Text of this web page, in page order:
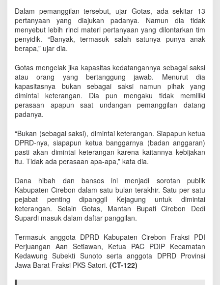
e
k
D
a
n
a
B
o
s
Dalam pemanggilan tersebut, ujar Gotas, ada sekitar 13
pertanyaan yang diajukan padanya. Namun dia tidak
menyebut lebih rinci materi pertanyaan yang dilontarkan tim
penyidik. “Banyak, termasuk salah satunya punya anak
berapa,” ujar dia.
Gotas mengelak jika kapasitas kedatangannya sebagai saksi
atau orang yang bertanggung jawab. Menurut dia
kapasitasnya bukan sebagai saksi namun pihak yang
dimintai keterangan. Dia pun mengaku tidak memiliki
perasaan apapun saat undangan pemanggilan datang
padanya.
“Bukan (sebagai saksi), dimintai keterangan. Siapapun ketua
DPRD-nya, siapapun ketua banggarnya (badan anggaran)
pasti akan dimintai keterangan karena kaitannya kebijakan
itu. Tidak ada perasaan apa-apa,” kata dia.
Dana hibah dan bansos ini menjadi sorotan publik
Kabupaten Cirebon dalam satu bulan terakhir. Satu per satu
pejabat penting dipanggil Kejagung untuk dimintai
keterangan. Selain Gotas, Mantan Bupati Cirebon Dedi
Supardi masuk dalam daftar panggilan.
Termasuk anggota DPRD Kabupaten Cirebon Fraksi PDI
Perjuangan Aan Setiawan, Ketua PAC PDIP Kecamatan
Kedawung Subekti Sunoto serta anggota DPRD Provinsi
Jawa Barat Fraksi PKS Satori. (CT-122)